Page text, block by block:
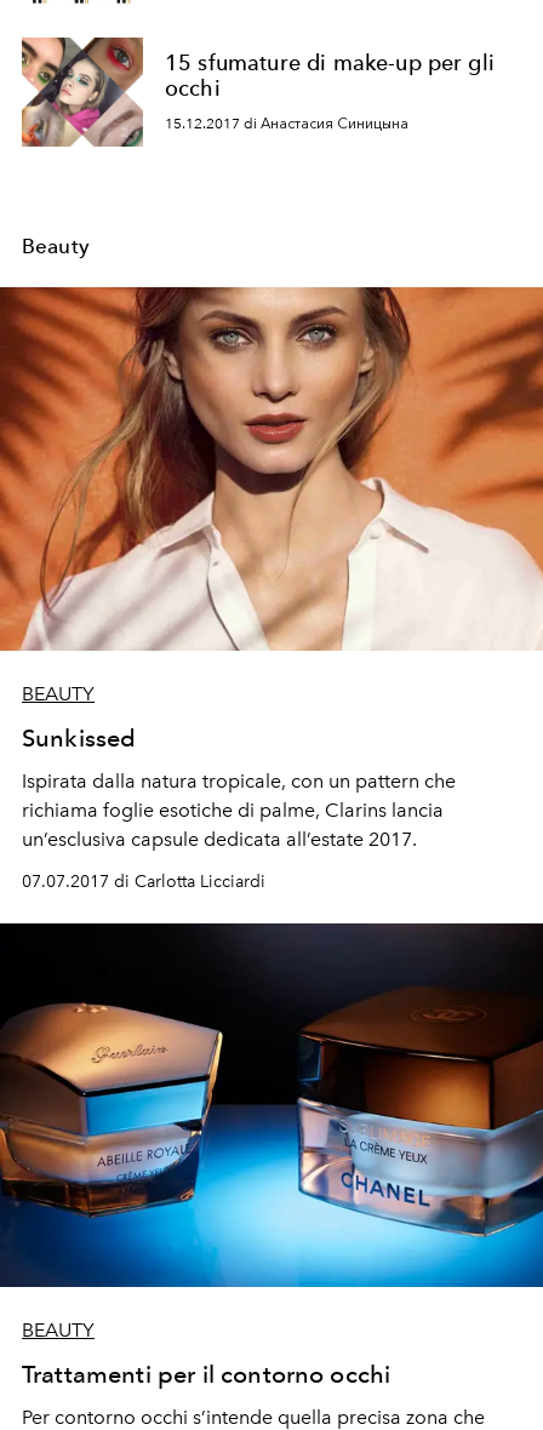
15 sfumature di make-up per gli
occhi
15.12.2017 di Анастасия Синицына
Beauty
BEAUTY
Sunkissed
Ispirata dalla natura tropicale, con un pattern che
richiama foglie esotiche di palme, Clarins lancia
un’esclusiva capsule dedicata all’estate 2017.
07.07.2017 di Carlotta Licciardi
BEAUTY
Trattamenti per il contorno occhi
Per contorno occhi s’intende quella precisa zona che